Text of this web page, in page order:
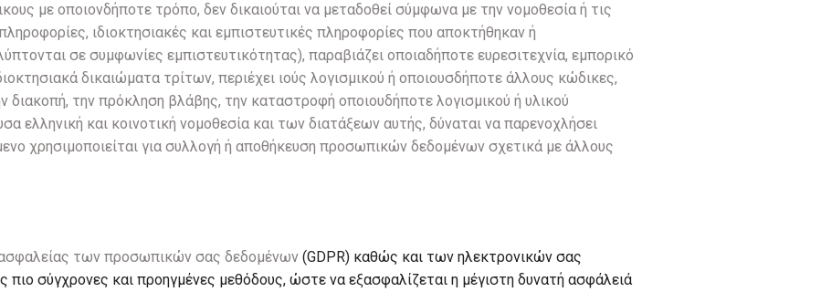
με οποιονδήποτε τρόπο, δεν δικαιούται να μεταδοθεί σύμφωνα με την νομοθεσία ή τις
ιδιοκτησιακές και εμπιστευτικές πληροφορίες που αποκτήθηκαν ή
σε συμφωνίες εμπιστευτικότητας), παραβιάζει οποιαδήποτε ευρεσιτεχνία, εμπορικό
δικαιώματα τρίτων, περιέχει ιούς λογισμικού ή οποιουσδήποτε άλλους κώδικες,
την πρόκληση βλάβης, την καταστροφή οποιουδήποτε λογισμικού ή υλικού
ελληνική και κοινοτική νομοθεσία και των διατάξεων αυτής, δύναται να παρενοχλήσει
χρησιμοποιείται για συλλογή ή αποθήκευση προσωπικών δεδομένων σχετικά με άλλους
ασφαλείας των προσωπικών σας δεδομένων(GDPR) καθώς και των ηλεκτρονικών σας
σύγχρονες και προηγμένες μεθόδους, ώστε να εξασφαλίζεται η μέγιστη δυνατή ασφάλειά